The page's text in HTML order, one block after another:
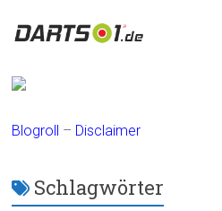
Blogroll – Disclaimer
Schlagwörter